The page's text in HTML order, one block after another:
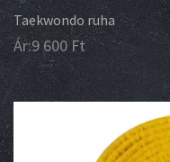
Taekwondo ruha
Ár:9 600Ft